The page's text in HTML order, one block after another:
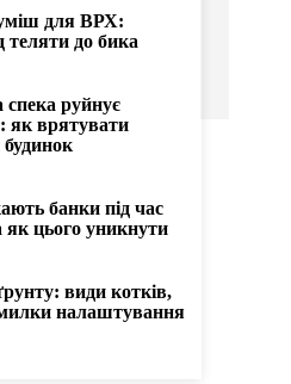
для ВРХ:
теляти до бика
руйнує
як врятувати
банки під час
як цього уникнути
види котків,
налаштування